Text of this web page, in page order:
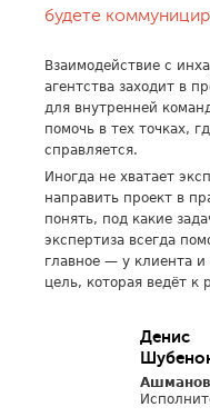
будете
Взаимодействие с
агентства заходит в
для внутренней
помочь в тех точках,
справляется.
Иногда не хватает
направить проект в
понять, под какие
экспертиза всегда
главное — у клиента
цель, которая ведёт к
Денис